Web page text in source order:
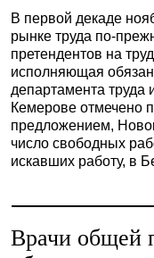
В первой декаде
рынке труда по-
претендентов на
исполняющая
департамента труда
Кемерове отмечено
предложением,
число свободных
искавших работу, в
Врачи общей